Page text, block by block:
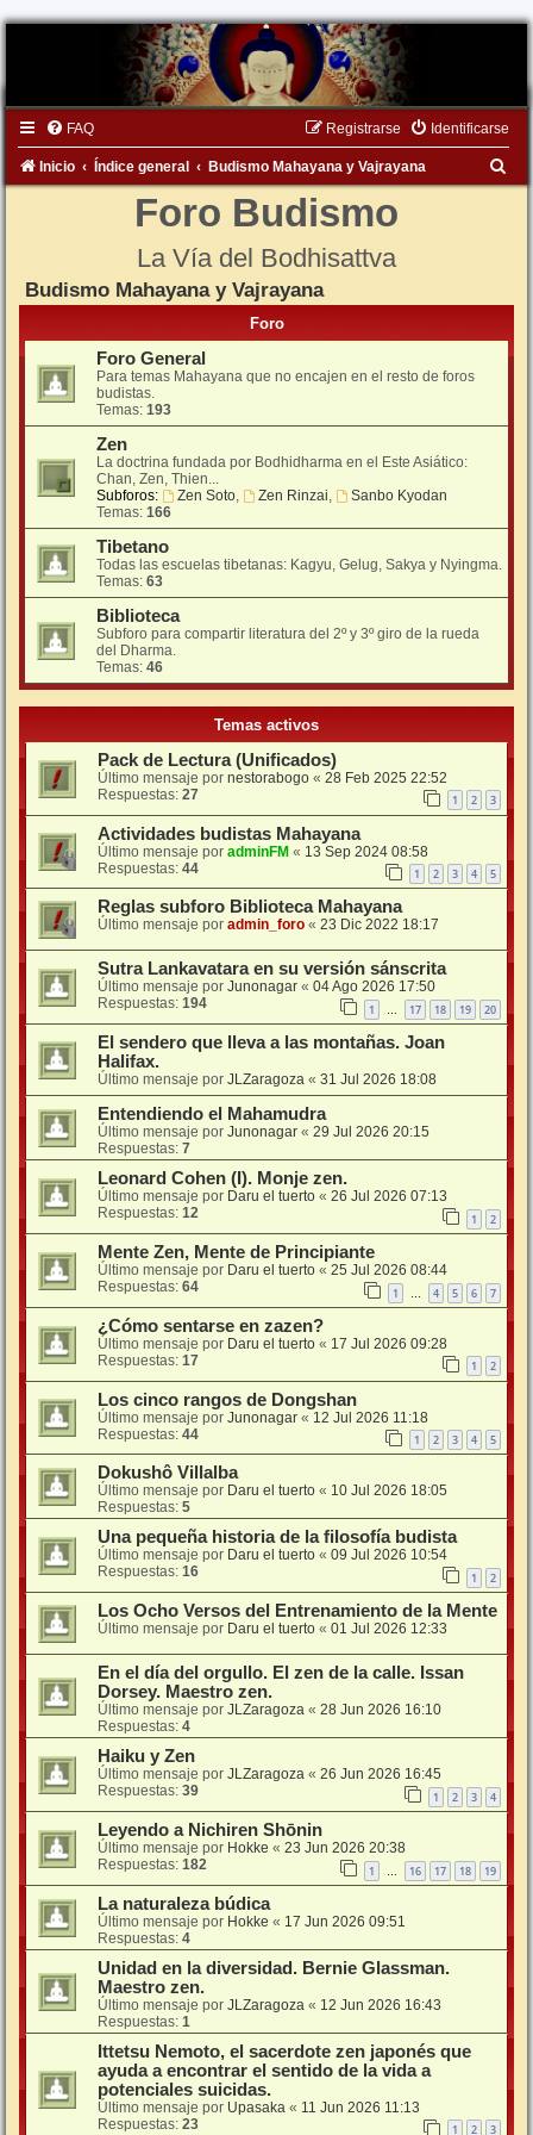
FAQ Identificarse
Registrarse
Inicio Índice general Budismo Mahayana y Vajrayana
Foro Budismo
La Vía del Bodhisattva
Budismo Mahayana y Vajrayana
Foro
Foro General
Para temas Mahayana que no encajen en el resto de foros
budistas.
Temas: 193
Zen
La doctrina fundada por Bodhidharma en el Este Asiático:
Chan, Zen, Thien...
Subforos:
Zen Soto, Zen Rinzai,
Sanbo Kyodan
Temas: 166
Tibetano
Todas las escuelas tibetanas: Kagyu, Gelug, Sakya y Nyingma.
Temas: 63
Biblioteca
Subforo para compartir literatura del 2º y 3º giro de la rueda
del Dharma.
Temas: 46
Temas activos
Pack de Lectura (Unificados)
Último mensaje por nestorabogo « 28 Feb 2025 22:52
Respuestas: 27 1 2 3
Actividades budistas Mahayana
Último mensaje por adminFM « 13 Sep 2024 08:58
Respuestas: 44 1 2 3 4 5
Reglas subforo Biblioteca Mahayana
Último mensaje por admin_foro « 23 Dic 2022 18:17
Sutra Lankavatara en su versión sánscrita
Último mensaje por Junonagar « 04 Ago 2026 17:50
Respuestas: 194 1 … 17 18 19 20
El sendero que lleva a las montañas. Joan
Halifax.
Último mensaje por JLZaragoza « 31 Jul 2026 18:08
Entendiendo el Mahamudra
Último mensaje por Junonagar « 29 Jul 2026 20:15
Respuestas: 7
Leonard Cohen (I). Monje zen.
Último mensaje por Daru el tuerto « 26 Jul 2026 07:13
Respuestas: 12 1 2
Mente Zen, Mente de Principiante
Último mensaje por Daru el tuerto « 25 Jul 2026 08:44
Respuestas: 64 1 4 5 6 7
¿Cómo sentarse en zazen?
Último mensaje por Daru el tuerto « 17 Jul 2026 09:28
Respuestas: 17 1 2
Los cinco rangos de Dongshan
Último mensaje por Junonagar « 12 Jul 2026 11:18
Respuestas: 44 1 2 3 4 5
Dokushô Villalba
Último mensaje por Daru el tuerto « 10 Jul 2026 18:05
Respuestas: 5
Una pequeña historia de la filosofía budista
Último mensaje por Daru el tuerto « 09 Jul 2026 10:54
Respuestas: 16 1 2
Los Ocho Versos del Entrenamiento de la Mente
Último mensaje por Daru el tuerto « 01 Jul 2026 12:33
En el día del orgullo. El zen de la calle. Issan
Dorsey. Maestro zen.
Último mensaje por JLZaragoza « 28 Jun 2026 16:10
Respuestas: 4
Haiku y Zen
Último mensaje por JLZaragoza « 26 Jun 2026 16:45
Respuestas: 39 1 2 3 4
Leyendo a Nichiren Shōnin
Último mensaje por Hokke « 23 Jun 2026 20:38
Respuestas: 182 1 16 17 18 19
La naturaleza búdica
Último mensaje por Hokke « 17 Jun 2026 09:51
Respuestas: 4
Unidad en la diversidad. Bernie Glassman.
Maestro zen.
Último mensaje por JLZaragoza « 12 Jun 2026 16:43
Respuestas: 1
Ittetsu Nemoto, el sacerdote zen japonés que
ayuda a encontrar el sentido de la vida a
potenciales suicidas.
Último mensaje por Upasaka « 11 Jun 2026 11:13
Respuestas: 23 1 2 3